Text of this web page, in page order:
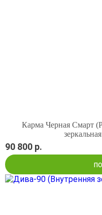
Карма Черная Смарт
90 800 р.